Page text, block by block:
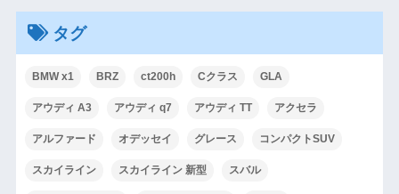
タグ
BMW x1 BRZ ct200h Cクラス GLA
アウディ A3 アウディ q7 アウディ TT アクセラ
アルファード オデッセイ グレース コンパクトSUV
スカイライン スカイライン 新型 スバル